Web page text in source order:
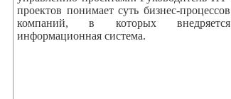
проектов понимает суть бизнес-процессов
компаний, в которых внедряется
информационная система.